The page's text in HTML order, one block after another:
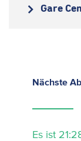
Gare
Nächste
Es ist